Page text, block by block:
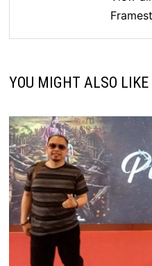
YOU MIGHT ALSO LIKE